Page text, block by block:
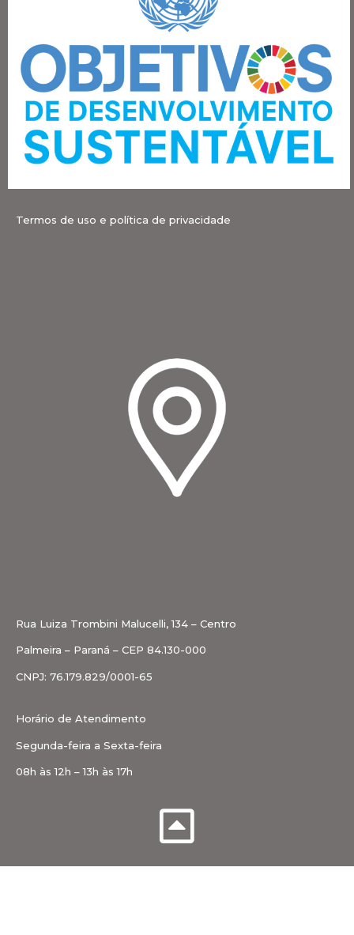
Termos de uso e política de privacidade
Rua Luiza Trombini Malucelli, 134 – Centro
Palmeira – Paraná – CEP 84.130-000
CNPJ: 76.179.829/0001-65
Horário de Atendimento
Segunda-feira a Sexta-feira
08h às 12h – 13h às 17h